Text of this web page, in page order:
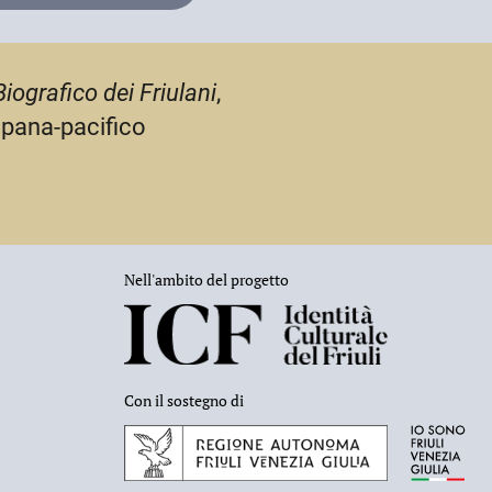
dei Friulani,
pacifico
Nell'ambito del progetto
Con il sostegno di